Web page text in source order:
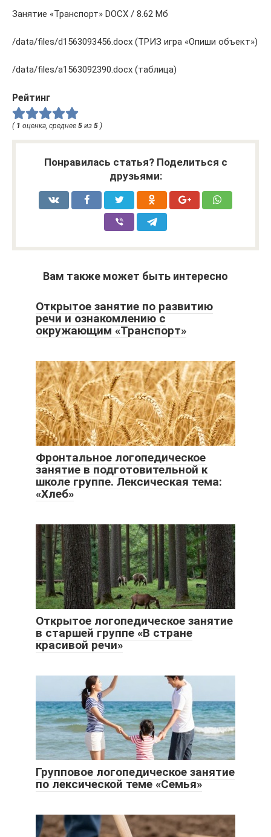
Занятие «Транспорт» DOCX / 8.62 Мб
/data/files/d1563093456.docx (ТРИЗ игра «Опиши объект»)
/data/files/a1563092390.docx (таблица)
Рейтинг
( 1 оценка, среднее 5 из 5 )
Понравилась статья? Поделиться с
друзьями:
Вам также может быть интересно
Открытое занятие по развитию
речи и ознакомлению с
окружающим «Транспорт»
Фронтальное логопедическое
занятие в подготовительной к
школе группе. Лексическая тема:
«Хлеб»
Открытое логопедическое занятие
в старшей группе «В стране
красивой речи»
Групповое логопедическое занятие
по лексической теме «Семья»